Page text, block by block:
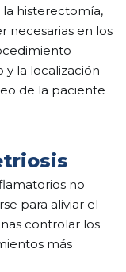
histerectomía,
necesarias en los
la localización
de la paciente
no
para aliviar el
controlar los
más